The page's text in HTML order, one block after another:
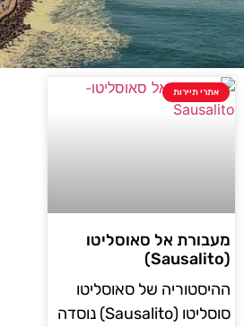
אתרי תיירות
מעבורת אל סאוסליטו
(Sausalito)
ההיסטוריה של סאוסליטו
סוסליטו (Sausalito) נוסדה